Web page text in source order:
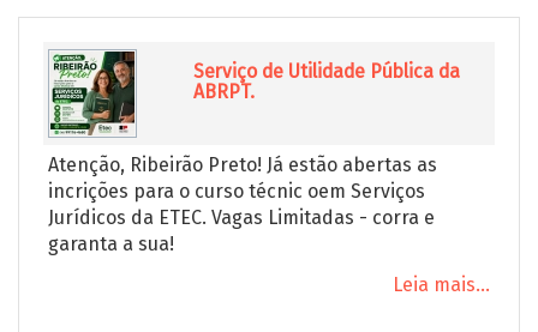
Serviço de Utilidade Pública da
ABRPT.
Atenção, Ribeirão Preto! Já estão abertas as
incrições para o curso técnic oem Serviços
Jurídicos da ETEC. Vagas Limitadas - corra e
garanta a sua!
Leia mais...